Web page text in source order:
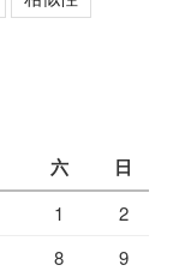
六 日
1
2
8
9